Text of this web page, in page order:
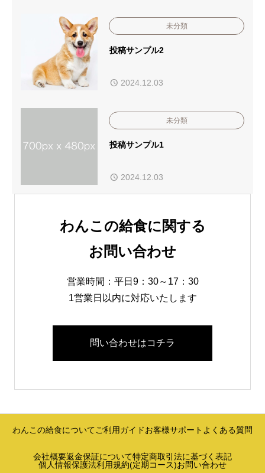
未分類
投稿サンプル2
2024.12.03
未分類
投稿サンプル1
2024.12.03
わんこの給食に関する
お問い合わせ
営業時間：平日9：30～17：30
1営業日以内に対応いたします
問い合わせはコチラ
わんこの給食についてご利用ガイドお客様サポート よくある質問
会社概要返金保証について特定商取引法に基づく表記
個人情報保護法利用規約(定期コース)お問い合わせ